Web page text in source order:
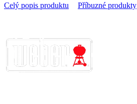
Celý popis produktu Příbuzné produkty